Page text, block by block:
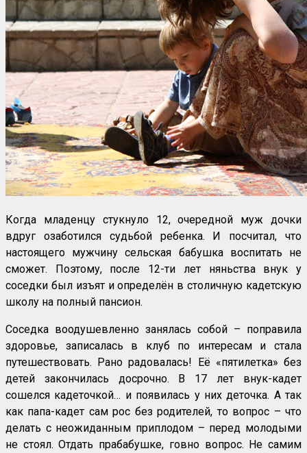
Когда младенцу стукнуло 12, очередной муж дочки
вдруг озаботился судьбой ребенка. И посчитал, что
настоящего мужчину сельская бабушка воспитать не
сможет. Поэтому, после 12-ти лет няньства внук у
соседки был изъят и определён в столичную кадетскую
школу на полный пансион.
Соседка воодушевленно занялась собой – поправила
здоровье, записалась в клуб по интересам и стала
путешествовать. Рано радовалась! Её «пятилетка» без
детей закончилась досрочно. В 17 лет внук-кадет
сошелся кадеточкой… и появилась у них деточка. А так
как папа-кадет сам рос без родителей, то вопрос – что
делать с неожиданным приплодом – перед молодыми
не стоял. Отдать прабабушке, говно вопрос. Не самим